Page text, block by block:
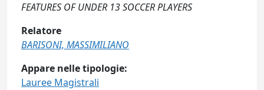
FEATURES OF UNDER 13 SOCCER PLAYERS
Relatore
BARISONI, MASSIMILIANO
Appare nelle tipologie:
Lauree Magistrali